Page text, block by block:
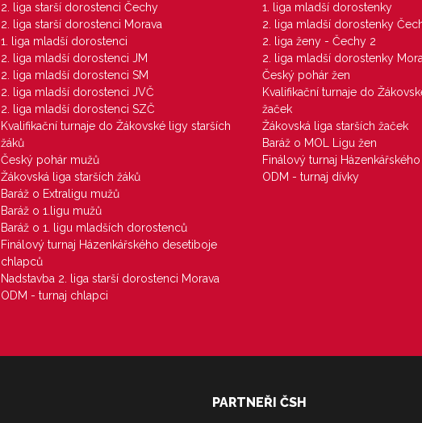
2. liga starší dorostenci Čechy
2. liga starší dorostenci Morava
1. liga mladší dorostenci
2. liga mladší dorostenci JM
2. liga mladší dorostenci SM
2. liga mladší dorostenci JVČ
2. liga mladší dorostenci SZČ
Kvalifikační turnaje do Žákovské ligy starších
žáků
Český pohár mužů
Žákovská liga starších žáků
Baráž o Extraligu mužů
Baráž o 1.ligu mužů
Baráž o 1. ligu mladších dorostenců
Finálový turnaj Házenkářského desetiboje
chlapců
Nadstavba 2. liga starší dorostenci Morava
ODM - turnaj chlapci
1. liga mladší dorostenky
2. liga mladší dorostenky
2. liga ženy - Čechy 2
2. liga mladší dorostenky
Český pohár žen
Kvalifikační turnaje do
žaček
Žákovská liga starších žaček
Baráž o MOL Ligu žen
Finálový turnaj
ODM - turnaj dívky
PARTNEŘI ČSH